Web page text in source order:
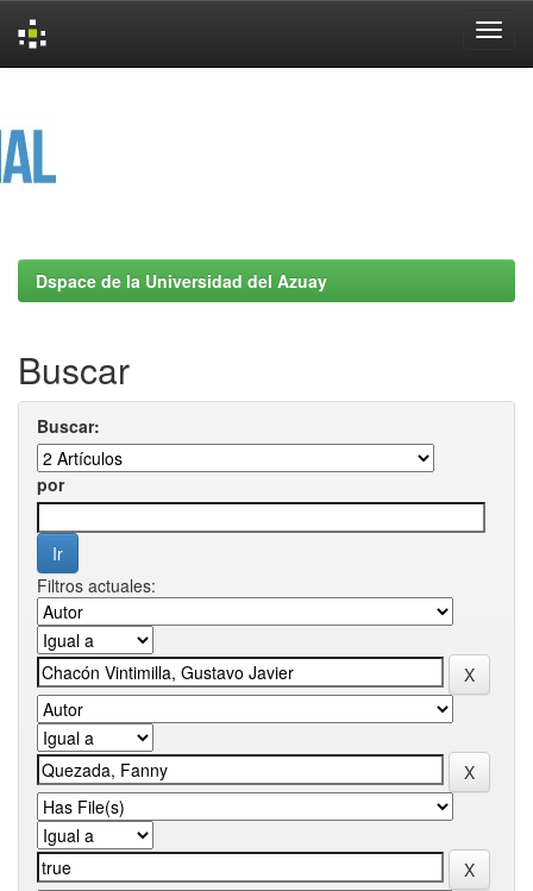
Dspace de la Universidad del Azuay
Buscar
Buscar:
por
Filtros actuales: